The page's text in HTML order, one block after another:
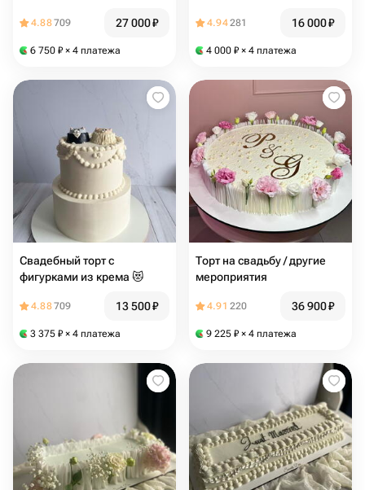
4.88709 27 000₽
6 750 ₽ × 4 платежа
4.94281 16 000₽
4 000 ₽ × 4 платежа
Свадебный торт с
фигурками из крема 😻
4.88709 13 500₽
3 375 ₽ × 4 платежа
Торт на свадьбу / другие
мероприятия
4.91 220 36 900₽
9 225 ₽ × 4 платежа